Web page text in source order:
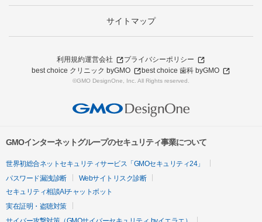
サイトマップ
利用規約運営会社
プライバシーポリシー
best choice クリニック byGMO
best choice 歯科 byGMO
©GMO DesignOne, Inc. All Rights reserved.
GMOインターネットグループのセキュリティ事業について
世界初総合ネットセキュリティサービス「GMOセキュリティ24」
パスワード漏洩診断
Webサイトリスク診断
セキュリティ相談AIチャットボット
実在証明・盗聴対策